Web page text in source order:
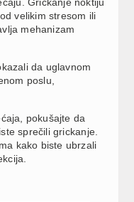
velikim stresom ili
mehanizam
da uglavnom
poslu,
pokušajte da
sprečili grickanje.
kako biste ubrzali